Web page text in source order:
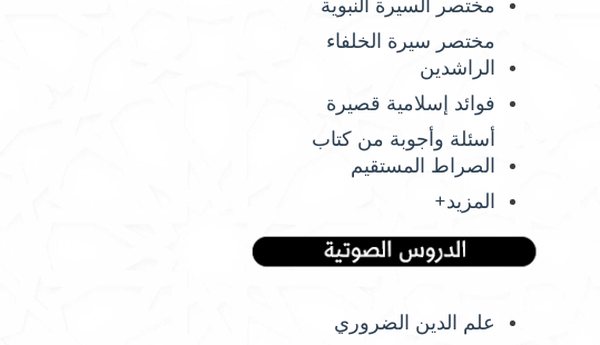
مختصر السيرة النبوية
مختصر سيرة الخلفاء
الراشدين
فوائد إسلامية قصيرة
أسئلة وأجوبة من كتاب
الصراط المستقيم
المزيد+
علم الدين الضروري